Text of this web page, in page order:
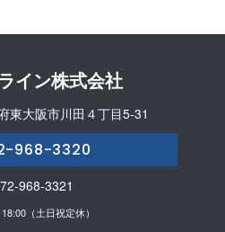
イン 株 式 会 社
東大阪市川田４丁目5-31
968-3320
968-3321
（土日祝定休）